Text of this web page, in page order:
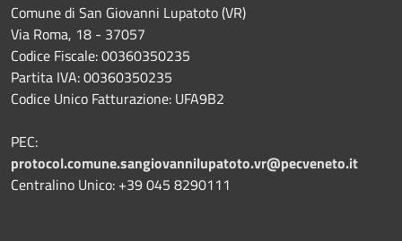
Comune di San Giovanni Lupatoto (VR)
Via Roma, 18 - 37057
Codice Fiscale: 00360350235
Partita IVA: 00360350235
Codice Unico Fatturazione: UFA9B2
PEC:
protocol.comune.sangiovannilupatoto.vr@pecveneto.it
Centralino Unico: +39 045 8290111